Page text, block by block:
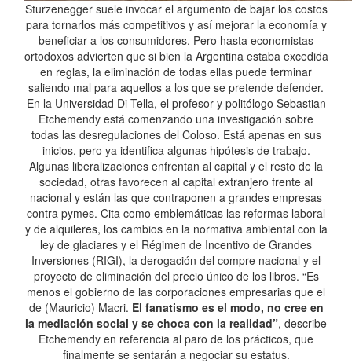
Sturzenegger suele invocar el argumento de bajar los costos
para tornarlos más competitivos y así mejorar la economía y
beneficiar a los consumidores. Pero hasta economistas
ortodoxos advierten que si bien la Argentina estaba excedida
en reglas, la eliminación de todas ellas puede terminar
saliendo mal para aquellos a los que se pretende defender.
En la Universidad Di Tella, el profesor y politólogo Sebastian
Etchemendy está comenzando una investigación sobre
todas las desregulaciones del Coloso. Está apenas en sus
inicios, pero ya identifica algunas hipótesis de trabajo.
Algunas liberalizaciones enfrentan al capital y el resto de la
sociedad, otras favorecen al capital extranjero frente al
nacional y están las que contraponen a grandes empresas
contra pymes. Cita como emblemáticas las reformas laboral
y de alquileres, los cambios en la normativa ambiental con la
ley de glaciares y el Régimen de Incentivo de Grandes
Inversiones (RIGI), la derogación del compre nacional y el
proyecto de eliminación del precio único de los libros. “Es
menos el gobierno de las corporaciones empresarias que el
de (Mauricio) Macri. El fanatismo es el modo, no cree en
la mediación social y se choca con la realidad”, describe
Etchemendy en referencia al paro de los prácticos, que
finalmente se sentarán a negociar su estatus.